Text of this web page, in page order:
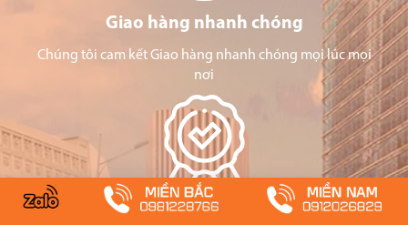
Giao hàng nhanh chóng
Chúng tôi cam kết Giao hàng nhanh chóng mọi lúc mọi
nơi
Chứng nhận an toàn